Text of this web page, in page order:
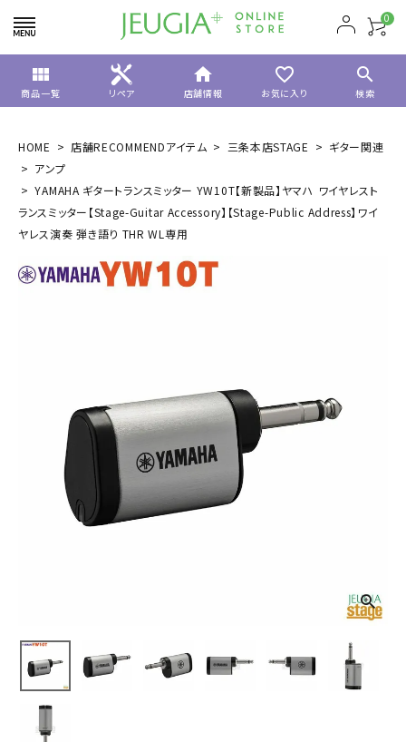
0
view_module
商品一覧 リペア
home
店舗情報
favorite_border
お気に入り
search
検索
HOME 店舗RECOMMENDアイテム 三条本店STAGE
ギター関連
アンプ
YAMAHA ギタートランスミッター YW10T【新製品】ヤマハ ワイヤレスト
ランスミッター【Stage-Guitar Accessory】【Stage-Public Address】ワイ
ヤレス演奏 弾き語り THR WL専用